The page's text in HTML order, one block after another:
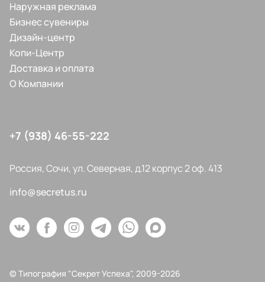
Наружная реклама
Бизнес сувениры
Дизайн-центр
Копи-Центр
Доставка и оплата
О Компании
+7 (938) 46-55-222
Россия, Сочи, ул. Северная, д.12 корпус 2 оф. 413
info@secretus.ru
© Типография "Секрет Успеха", 2009-2026